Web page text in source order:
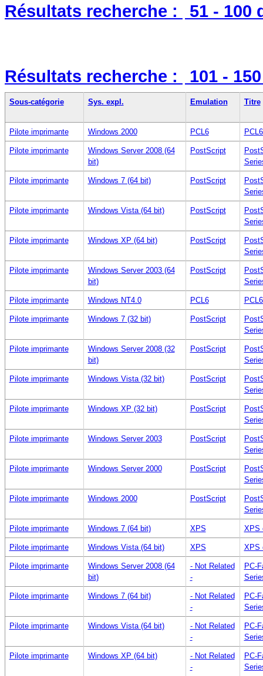
Résultats recherche : 51 - 100
Résultats recherche : 101 -
Sous-catégorie Sys. expl. Emulation Titre
Pilote imprimante Windows 2000 PCL6
Pilote imprimante
Windows Server 2008 (64
bit)
PostScript
Pilote imprimante Windows 7 (64 bit) PostScript
Pilote imprimante Windows Vista (64 bit) PostScript
Pilote imprimante Windows XP (64 bit) PostScript
Pilote imprimante
Windows Server 2003 (64
bit)
PostScript
Pilote imprimante Windows NT4.0 PCL6
Pilote imprimante Windows 7 (32 bit) PostScript
Pilote imprimante
Windows Server 2008 (32
bit)
PostScript
Pilote imprimante Windows Vista (32 bit) PostScript
Pilote imprimante Windows XP (32 bit) PostScript
Pilote imprimante Windows Server 2003 PostScript
Pilote imprimante Windows Server 2000 PostScript
Pilote imprimante Windows 2000 PostScript
Pilote imprimante Windows 7 (64 bit) XPS XPS
Pilote imprimante Windows Vista (64 bit) XPS XPS
Pilote imprimante
Windows Server 2008 (64
bit)
- Not Related
-
PC-
Pilote imprimante Windows 7 (64 bit)
- Not Related
-
PC-
Pilote imprimante Windows Vista (64 bit)
- Not Related
-
PC-
Pilote imprimante Windows XP (64 bit)
- Not Related
-
PC-